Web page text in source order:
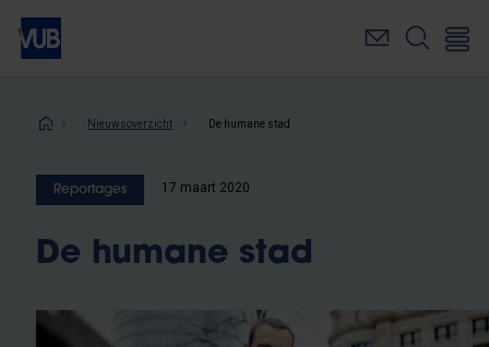
Overslaan
naar
inhoudKruimelpad
Nieuwsoverzicht De humane stad
Reportages 17 maart 2020
De humane stad